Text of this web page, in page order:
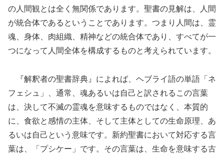
の人間観とは全く無関係であります。聖書の見解は、人間
が統合体であるということであります。つまり人間は、霊
魂、身体、肉組織、精神などの統合体であり、すべてが一
つになって人間全体を構成するものと考えられています。
『解釈者の聖書辞典』によれば、ヘブライ語の単語「ネ
フェシュ」、通常、魂あるいは自己と訳されるこの言葉
は、決して不滅の霊魂を意味するものではなく、本質的
に、食欲と感情の主体、そして主体としての生命原理、あ
るいは自己という意味です。新約聖書において対応する言
葉は、「プシケー」です。その言葉は、生命を意味する古